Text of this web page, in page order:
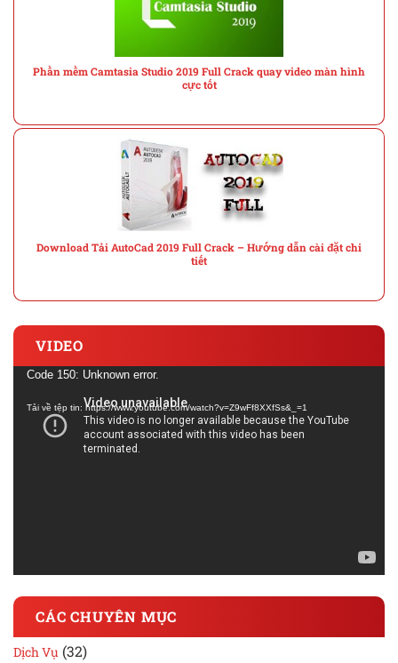
Phần mềm Camtasia Studio 2019 Full Crack quay video màn hình
cực tốt
Download Tải AutoCad 2019 Full Crack – Hướng dẫn cài đặt chi
tiết
VIDEO
Trình
Video
Code 150: Unknown error.
Tải về tệp tin: https://www.youtube.com/watch?v=Z9wFf8XXfSs&_=1
CÁC CHUYÊN MỤC
Dịch Vụ (32)